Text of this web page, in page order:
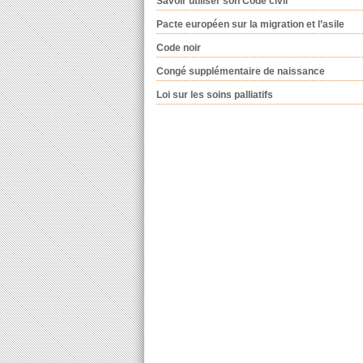
Pacte européen sur la migration et l’asile
Code noir
Congé supplémentaire de naissance
Loi sur les soins palliatifs